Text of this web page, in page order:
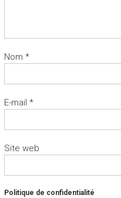
Nom *
E-mail *
Site web
Politique de confidentialité